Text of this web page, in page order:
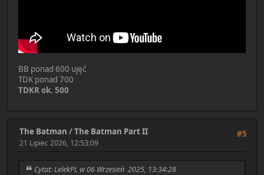
BB ponad 600 ujęć
TDK ponad 700
TDKR ok. 500
#5
The Batman /The Batman Part II
21 Lipiec 2026, 12:53:09
Cytat: LelekPL w 06 Wrzesień 2025, 13:34:28